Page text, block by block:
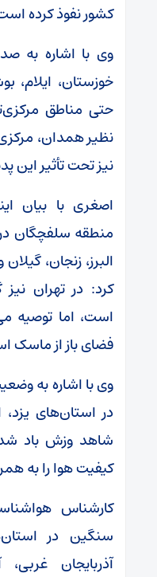
کشور نفوذ کرده
وی با اشاره به
خوزستان، ایلام،
حتی مناطق
نظیر همدان،
نیز تحت تأثیر این
اصغری با بیان
منطقه سلفچگان
البرز، زنجان،
کرد: در تهران
است، اما توصیه
فضای باز از ماسک
وی با اشاره به
در استان‌های یزد،
شاهد وزش باد
کیفیت هوا را به
کارشناس
سنگین در
آذربایجان غربی،